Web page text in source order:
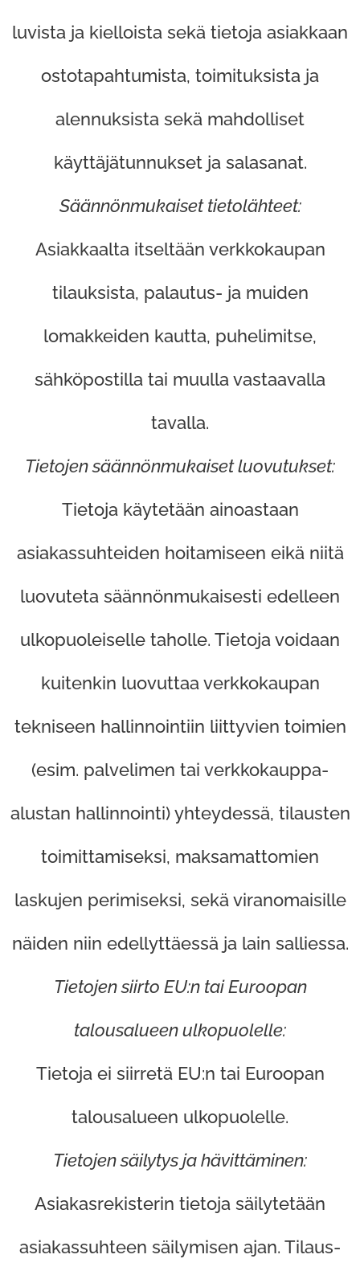
luvista ja kielloista sekä tietoja asiakkaan
ostotapahtumista, toimituksista ja
alennuksista sekä mahdolliset
käyttäjätunnukset ja salasanat.
Säännönmukaiset tietolähteet:
Asiakkaalta itseltään verkkokaupan
tilauksista, palautus- ja muiden
lomakkeiden kautta, puhelimitse,
sähköpostilla tai muulla vastaavalla
tavalla.
Tietojen säännönmukaiset luovutukset:
Tietoja käytetään ainoastaan
asiakassuhteiden hoitamiseen eikä niitä
luovuteta säännönmukaisesti edelleen
ulkopuoleiselle taholle. Tietoja voidaan
kuitenkin luovuttaa verkkokaupan
tekniseen hallinnointiin liittyvien toimien
(esim. palvelimen tai verkkokauppa-
alustan hallinnointi) yhteydessä, tilausten
toimittamiseksi, maksamattomien
laskujen perimiseksi, sekä viranomaisille
näiden niin edellyttäessä ja lain salliessa.
Tietojen siirto EU:n tai Euroopan
talousalueen ulkopuolelle:
Tietoja ei siirretä EU:n tai Euroopan
talousalueen ulkopuolelle.
Tietojen säilytys ja hävittäminen:
Asiakasrekisterin tietoja säilytetään
asiakassuhteen säilymisen ajan. Tilaus-